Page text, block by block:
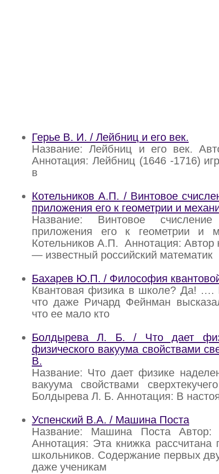
Герье В. И. / Лейбниц и его век.
Название: Лейбниц и его век.
Аннотация: Лейбниц (1646 -1716)
в
Котельников А.П. / Винтовое
приложения его к геометрии и
Название: Винтовое
приложения его к геометрии и
Котельников А.П. Аннотация: Автор
— известный российский математик
Бахарев Ю.П. / Философия
Квантовая физика в школе? Да! ….
что даже Ричард Фейнман
что ее мало кто
Болдырева Л. Б. / Что дает
физического вакуума свойствами
В.
Название: Что дает физике
вакуума свойствами
Болдырева Л. Б. Аннотация: В
Успенский В.А. / Машина Поста
Название: Машина Поста Автор:
Аннотация: Эта книжка рассчитана
школьников. Содержание первых
даже ученикам